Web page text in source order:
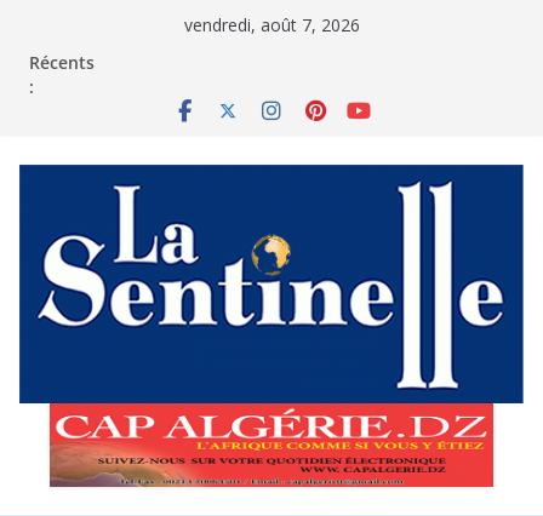
vendredi, août 7, 2026
Récents
: